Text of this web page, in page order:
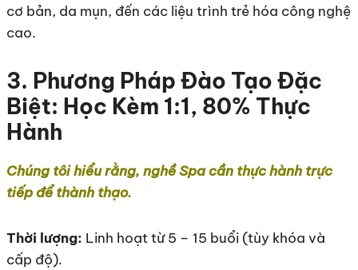
cơ bản, da mụn, đến các liệu trình trẻ hóa công nghệ
cao.
3. Phương Pháp Đào Tạo Đặc
Biệt: Học Kèm 1:1, 80% Thực
Hành
Chúng tôi hiểu rằng, nghề Spa cần thực hành trực
tiếp để thành thạo.
Thời lượng: Linh hoạt từ 5 – 15 buổi (tùy khóa và
cấp độ).